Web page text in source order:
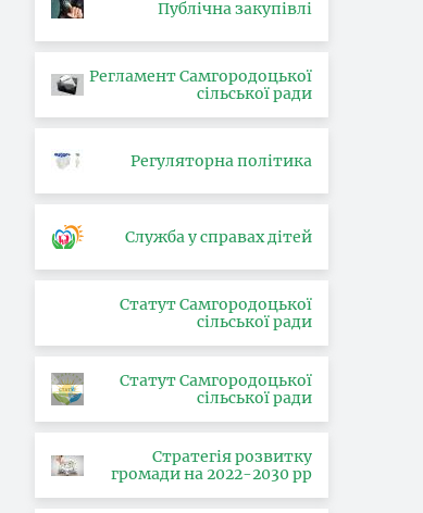
Публічна закупівлі
Регламент Самгородоцької
сільської ради
Регуляторна політика
Служба у справах дітей
Статут Самгородоцької
сільської ради
Статут Самгородоцької
сільської ради
Стратегія розвитку
громади на 2022-2030 рр